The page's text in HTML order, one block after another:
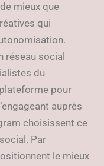
mieux que
qui
réseau social
du
pour
auprès
choisissent ce
Par
le mieux